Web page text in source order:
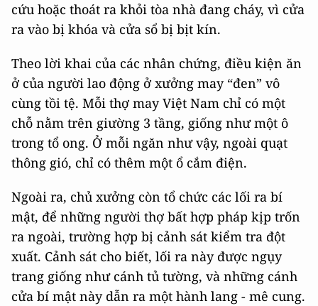
cứu hoặc thoát ra khỏi tòa nhà đang cháy, vì cửa
ra vào bị khóa và cửa sổ bị bịt kín.
Theo lời khai của các nhân chứng, điều kiện ăn
ở của người lao động ở xưởng may “đen” vô
cùng tồi tệ. Mỗi thợ may Việt Nam chỉ có một
chỗ nằm trên giường 3 tầng, giống như một ô
trong tổ ong. Ở mỗi ngăn như vậy, ngoài quạt
thông gió, chỉ có thêm một ổ cắm điện.
Ngoài ra, chủ xưởng còn tổ chức các lối ra bí
mật, để những người thợ bất hợp pháp kịp trốn
ra ngoài, trường hợp bị cảnh sát kiểm tra đột
xuất. Cảnh sát cho biết, lối ra này được ngụy
trang giống như cánh tủ tường, và những cánh
cửa bí mật này dẫn ra một hành lang - mê cung.